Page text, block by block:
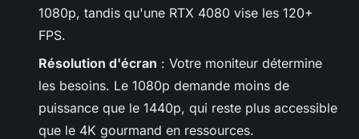
1080p, tandis qu'une RTX 4080 vise les 120+
FPS.
Résolution d'écran : Votre moniteur détermine
les besoins. Le 1080p demande moins de
puissance que le 1440p, qui reste plus accessible
que le 4K gourmand en ressources.